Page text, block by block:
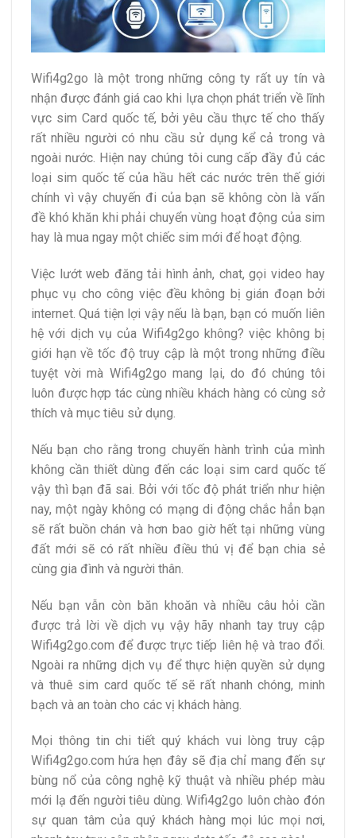
Wifi4g2go là một trong những công ty rất uy tín và
nhận được đánh giá cao khi lựa chọn phát triển về lĩnh
vực sim Card quốc tế, bởi yêu cầu thực tế cho thấy
rất nhiều người có nhu cầu sử dụng kể cả trong và
ngoài nước. Hiện nay chúng tôi cung cấp đầy đủ các
loại sim quốc tế của hầu hết các nước trên thế giới
chính vì vậy chuyến đi của bạn sẽ không còn là vấn
đề khó khăn khi phải chuyển vùng hoạt động của sim
hay là mua ngay một chiếc sim mới để hoạt động.
Việc lướt web đăng tải hình ảnh, chat, gọi video hay
phục vụ cho công việc đều không bị gián đoạn bởi
internet. Quá tiện lợi vậy nếu là bạn, bạn có muốn liên
hệ với dịch vụ của Wifi4g2go không? việc không bị
giới hạn về tốc độ truy cập là một trong những điều
tuyệt vời mà Wifi4g2go mang lại, do đó chúng tôi
luôn được hợp tác cùng nhiều khách hàng có cùng sở
thích và mục tiêu sử dụng.
Nếu bạn cho rằng trong chuyến hành trình của mình
không cần thiết dùng đến các loại sim card quốc tế
vậy thì bạn đã sai. Bởi với tốc độ phát triển như hiện
nay, một ngày không có mạng di động chắc hẳn bạn
sẽ rất buồn chán và hơn bao giờ hết tại những vùng
đất mới sẽ có rất nhiều điều thú vị để bạn chia sẻ
cùng gia đình và người thân.
Nếu bạn vẫn còn băn khoăn và nhiều câu hỏi cần
được trả lời về dịch vụ vậy hãy nhanh tay truy cập
Wifi4g2go.com để được trực tiếp liên hệ và trao đổi.
Ngoài ra những dịch vụ để thực hiện quyền sử dụng
và thuê sim card quốc tế sẽ rất nhanh chóng, minh
bạch và an toàn cho các vị khách hàng.
Mọi thông tin chi tiết quý khách vui lòng truy cập
Wifi4g2go.com hứa hẹn đây sẽ địa chỉ mang đến sự
bùng nổ của công nghệ kỹ thuật và nhiều phép màu
mới lạ đến người tiêu dùng. Wifi4g2go luôn chào đón
sự quan tâm của quý khách hàng mọi lúc mọi nơi,